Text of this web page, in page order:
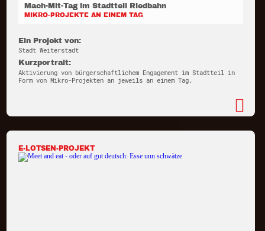
Mach-Mit-Tag im Stadtteil Riedbahn
MIKRO-PROJEKTE AN EINEM TAG
Ein Projekt von:
Stadt Weiterstadt
Kurzportrait:
Aktivierung von bürgerschaftlichem Engagement im Stadtteil in
Form von Mikro-Projekten an jeweils an einem Tag.
E-LOTSEN-PROJEKT